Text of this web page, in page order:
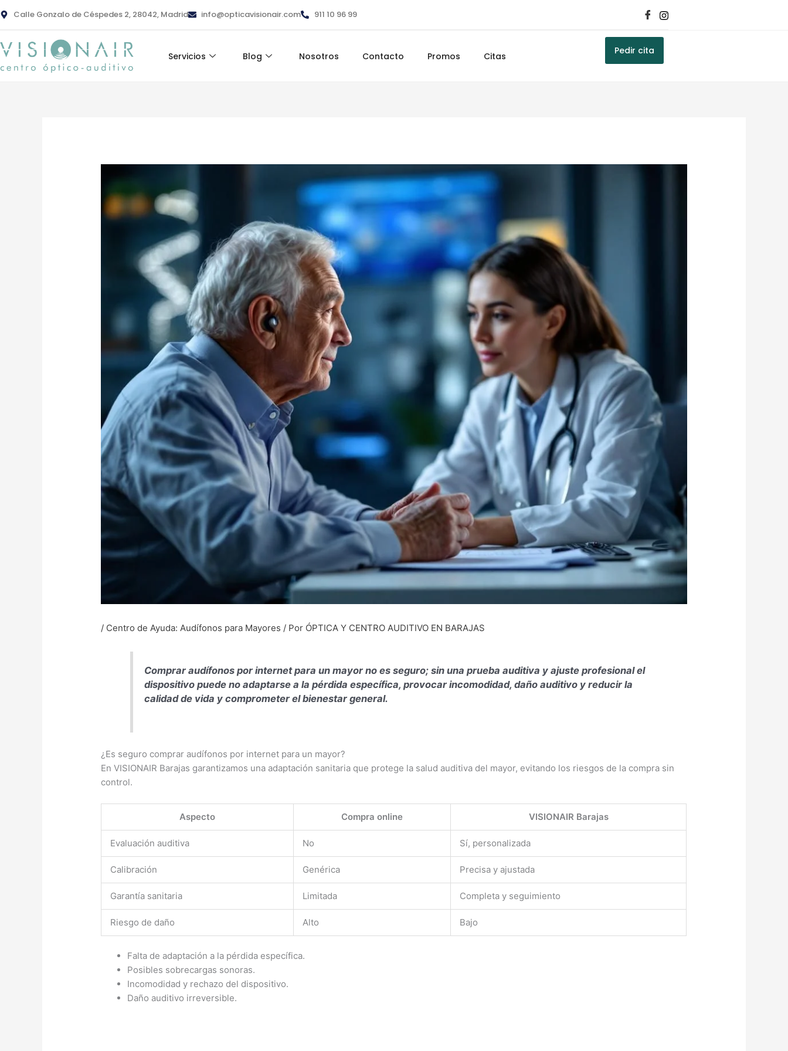
al
Calle Gonzalo de Céspedes 2, 28042, Madrid info@opticavisionair.com 911 10 96 99
Servicios Blog Nosotros Contacto Promos Citas Pedir cita
/ Centro de Ayuda: Audífonos para Mayores / Por ÓPTICA Y CENTRO AUDITIVO EN BARAJAS
Comprar audífonos por internet para un mayor no es seguro; sin una prueba auditiva y ajuste profesional el
dispositivo puede no adaptarse a la pérdida específica, provocar incomodidad, daño auditivo y reducir la
calidad de vida y comprometer el bienestar general.
¿Es seguro comprar audífonos por internet para un mayor?
En VISIONAIR Barajas garantizamos una adaptación sanitaria que protege la salud auditiva del mayor, evitando los riesgos de la compra sin
control.
Aspecto Compra online VISIONAIR Barajas
Evaluación auditiva No Sí, personalizada
Calibración Genérica Precisa y ajustada
Garantía sanitaria Limitada Completa y seguimiento
Riesgo de daño Alto Bajo
Falta de adaptación a la pérdida específica.
Posibles sobrecargas sonoras.
Incomodidad y rechazo del dispositivo.
Daño auditivo irreversible.